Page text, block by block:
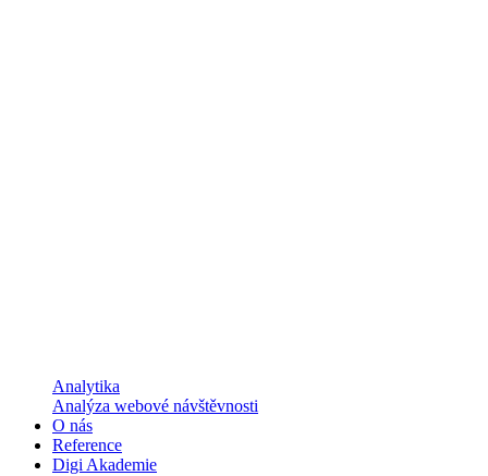
Analytika
Analýza webové návštěvnosti
O nás
Reference
Digi Akademie